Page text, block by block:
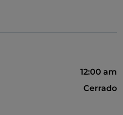
12:00 am
Cerrado